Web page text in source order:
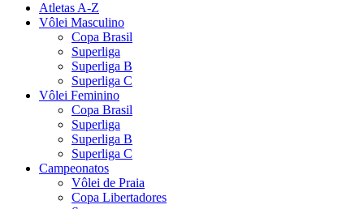
Atletas A-Z
Vôlei Masculino
Copa Brasil
Superliga
Superliga B
Superliga C
Vôlei Feminino
Copa Brasil
Superliga
Superliga B
Superliga C
Campeonatos
Vôlei de Praia
Copa Libertadores